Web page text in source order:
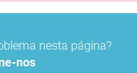
nesta página?
nos